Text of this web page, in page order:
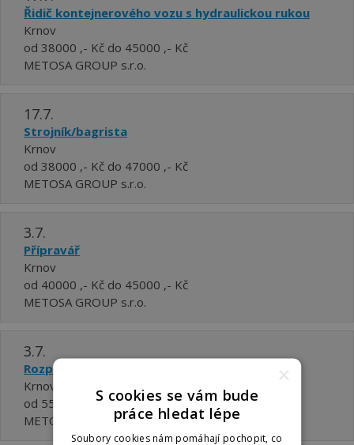
Řidič kontejnerového vozu s hydraulickou rukou
Krnov
od 38000 ,- Kč do 45000 ,- Kč
METOSA GROUP s.r.o.
17.7.
Strojník/bagrista
Krnov
od 38000 ,- Kč do 47000 ,- Kč
METOSA GROUP s.r.o.
3.7.
Přípravář
Krnov
od 40000 ,- Kč do 45000 ,- Kč
METOSA GROUP s.r.o.
3.7.
Rozpočtář
Krnov
od 55000 ,- Kč do 70000 ,- Kč
METOSA GROUP s.r.o.
×
S cookies se vám bude
práce hledat lépe
Soubory cookies nám pomáhají pochopit, co